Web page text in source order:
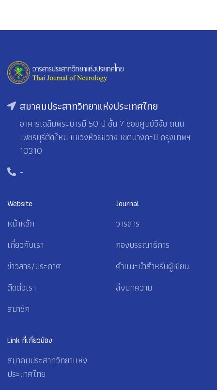
สมาคมประสาทวิทยาแห่งประเทศไทย
อาคารเฉลิมพระบารมี 50 ปี ชั้น 7 ซอยศูนย์วิจัย ถนน
เพชรบุรีตัดใหม่ แขวงห้วยขวาง เขตบางกะปิ กรุงเทพฯ
10310
-
Website
หน้าหลัก
เกี่ยวกับเรา
ข่าวสาร/ประกาศ
ติดต่อเรา
สมาชิก
Journal
วารสาร
กองบรรณาธิการ
คำแนะนำสำหรับผู้เขียน
ส่งบทความ
Link ที่เกี่ยวข้อง
สมาคมประสาทวิทยาแห่ง
ประเทศไทย